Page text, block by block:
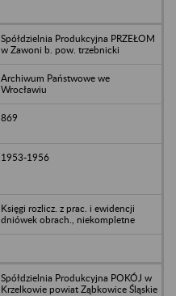
Spółdzielnia Produkcyjna PRZEŁOM
w Zawoni b. pow. trzebnicki
Archiwum Państwowe we
Wrocławiu
869
1953-1956
Księgi rozlicz. z prac. i ewidencji
dniówek obrach., niekompletne
Spółdzielnia Produkcyjna POKÓJ w
Krzelkowie powiat Ząbkowice Śląskie